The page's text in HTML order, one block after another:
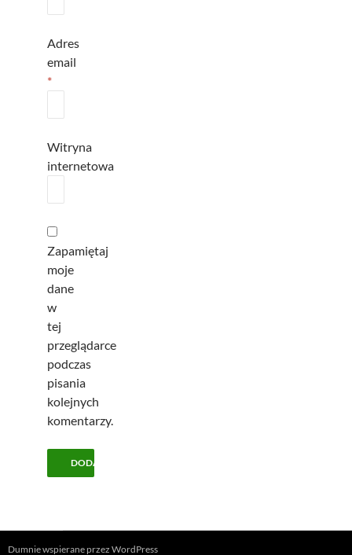
Adres
email
*
Witryna
internetowa
Zapamiętaj
moje
dane
w
tej
przeglądarce
podczas
pisania
kolejnych
komentarzy.
Dumnie wspierane przez WordPress